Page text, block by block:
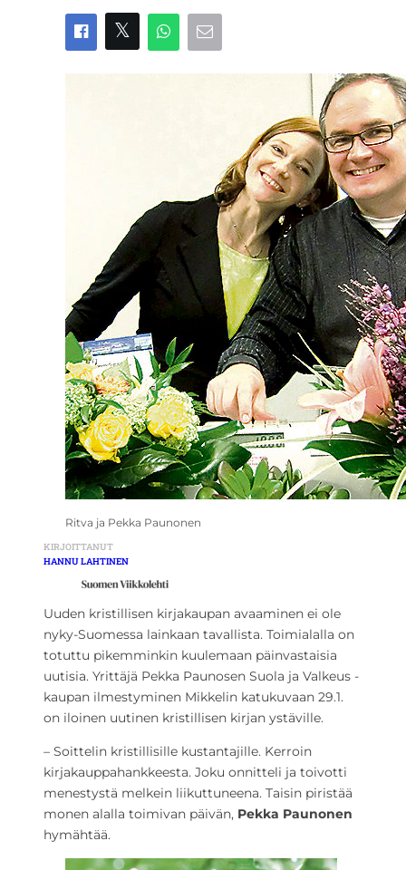
Ritva ja Pekka Paunonen
KIRJOITTANUT
HANNU LAHTINEN
Uuden kristillisen kirjakaupan avaaminen ei ole
nyky-Suomessa lainkaan tavallista. Toimialalla on
totuttu pikemminkin kuulemaan päinvastaisia
uutisia. Yrittäjä Pekka Paunosen Suola ja Valkeus -
kaupan ilmestyminen Mikkelin katukuvaan 29.1.
on iloinen uutinen kristillisen kirjan ystäville.
– Soittelin kristillisille kustantajille. Kerroin
kirjakauppahankkeesta. Joku onnitteli ja toivotti
menestystä melkein liikuttuneena. Taisin piristää
monen alalla toimivan päivän, Pekka Paunonen
hymähtää.